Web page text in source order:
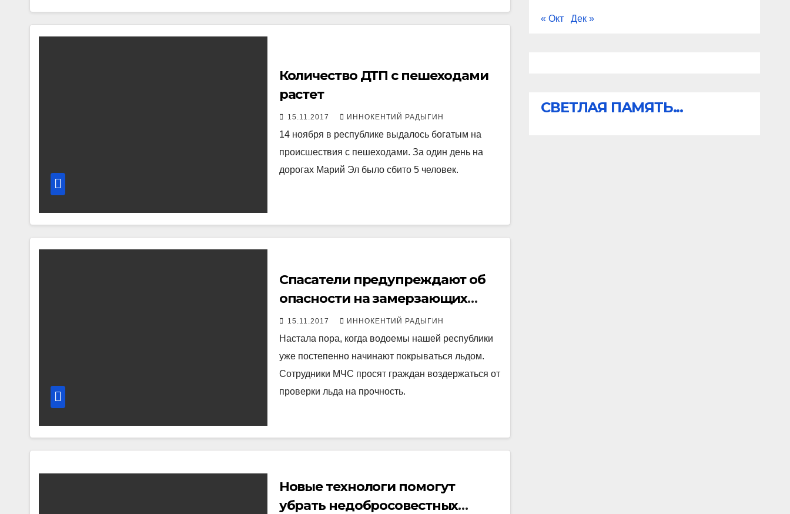
Количество ДТП с пешеходами
растет
15.11.2017 ИННОКЕНТИЙ РАДЫГИН
14 ноября в республике выдалось богатым на
происшествия с пешеходами. За один день на
дорогах Марий Эл было сбито 5 человек.
Спасатели предупреждают об
опасности на замерзающих
водоемах
15.11.2017 ИННОКЕНТИЙ РАДЫГИН
Настала пора, когда водоемы нашей республики
уже постепенно начинают покрываться льдом.
Сотрудники МЧС просят граждан воздержаться от
проверки льда на прочность.
Новые технологи помогут
убрать недобросовестных
« Окт Дек »
СВЕТЛАЯ ПАМЯТЬ...